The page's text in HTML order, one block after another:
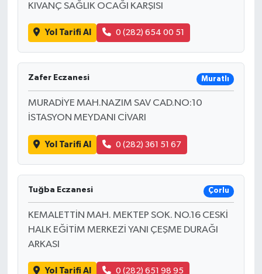
KIVANÇ SAĞLIK OCAĞI KARŞISI
Yol Tarifi Al 0 (282) 654 00 51
Zafer Eczanesi Muratlı
MURADİYE MAH.NAZIM SAV CAD.NO:10
İSTASYON MEYDANI CİVARI
Yol Tarifi Al 0 (282) 361 51 67
Tuğba Eczanesi Çorlu
KEMALETTİN MAH. MEKTEP SOK. NO.16 CESKİ
HALK EĞİTİM MERKEZİ YANI ÇEŞME DURAĞI
ARKASI
Yol Tarifi Al 0 (282) 651 98 95